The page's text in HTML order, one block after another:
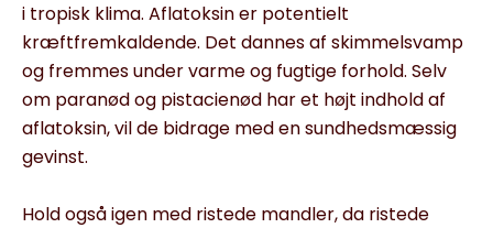
i tropisk klima. Aflatoksin er potentielt
kræftfremkaldende. Det dannes af skimmelsvamp
og fremmes under varme og fugtige forhold. Selv
om paranød og pistacienød har et højt indhold af
aflatoksin, vil de bidrage med en sundhedsmæssig
gevinst.
Hold også igen med ristede mandler, da ristede